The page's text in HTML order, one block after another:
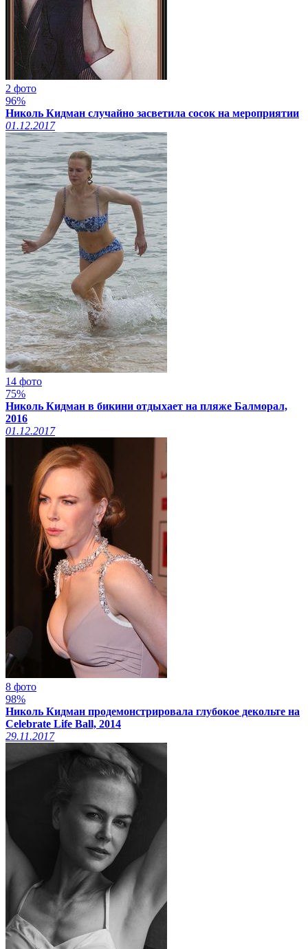
2 фото
96%
Николь Кидман случайно засветила сосок на мероприятии
01.12.2017
14 фото
75%
Николь Кидман в бикини отдыхает на пляже Балморал,
2016
01.12.2017
8 фото
98%
Николь Кидман продемонстрировала глубокое декольте на
Celebrate Life Ball, 2014
29.11.2017